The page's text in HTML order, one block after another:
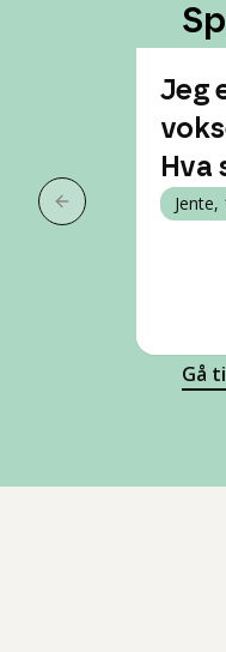
Forrige slide
Jeg
Hva
Jente,
Gå